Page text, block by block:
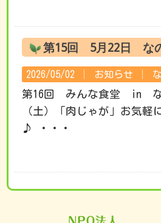
第15回 5月22日 な
2026/05/02 │ お知らせ
第16回 みんな食堂 in な
（土）「肉じゃが」お気軽
♪ ・・・